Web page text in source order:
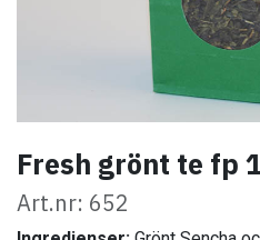
Fresh grönt te fp
Art.nr: 652